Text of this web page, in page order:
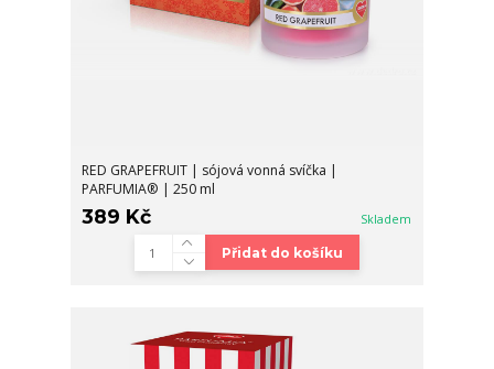
RED GRAPEFRUIT | sójová vonná svíčka |
PARFUMIA® | 250 ml
389 Kč Skladem
Přidat do košíku